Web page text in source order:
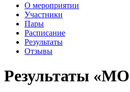
О мероприятии
Участники
Пары
Расписание
Результаты
Отзывы
Результаты